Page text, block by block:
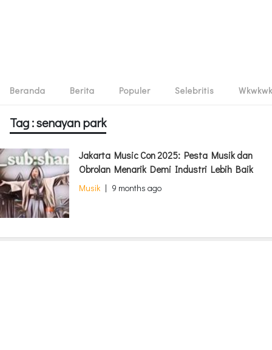
Beranda Berita Populer Selebritis Wkwkwk
Tag : senayan park
Jakarta Music Con 2025: Pesta Musik dan
Obrolan Menarik Demi Industri Lebih Baik
Musik | 9 months ago